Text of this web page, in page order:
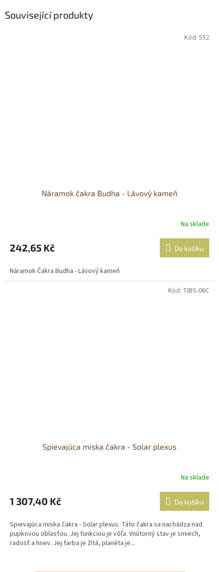
Související produkty
Náramok čakra Budha - Lávový kameň
Na sklade
242,65 Kč Do košíku
Náramok Čakra Budha - Lávový kameň
Kód: 552
Spievajúca miska čakra - Solar plexus
Na sklade
1 307,40 Kč Do košíku
Spievajúca miska čakra - Solar plexus. Táto čakra sa nachádza nad
pupkovou oblasťou. Jej funkciou je vôľa. Vnútorný stav je smiech,
radosť a hnev. Jej farba je žltá, planéta je...
Kód: TIBS-06C